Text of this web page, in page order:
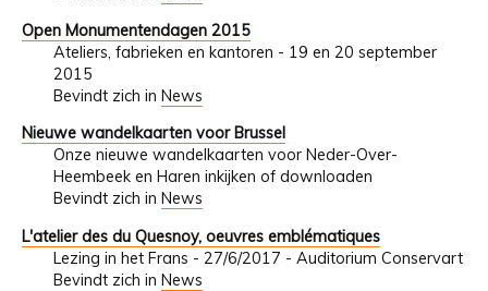
Open Monumentendagen 2015
Ateliers, fabrieken en kantoren - 19 en 20 september
2015
Bevindt zich in News
Nieuwe wandelkaarten voor Brussel
Onze nieuwe wandelkaarten voor Neder-Over-
Heembeek en Haren inkijken of downloaden
Bevindt zich in News
L'atelier des du Quesnoy, oeuvres emblématiques
Lezing in het Frans - 27/6/2017 - Auditorium Conservart
Bevindt zich in News